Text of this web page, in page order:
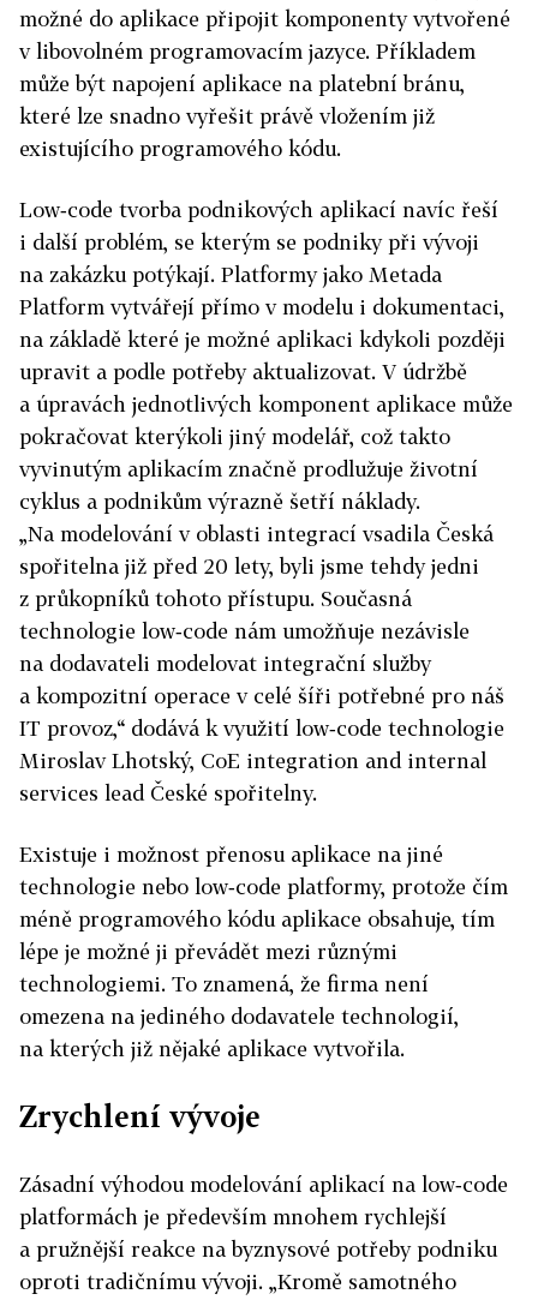
možné do aplikace připojit komponenty vytvořené
v libovolném programovacím jazyce. Příkladem
může být napojení aplikace na platební bránu,
které lze snadno vyřešit právě vložením již
existujícího programového kódu.
Low‑code tvorba podnikových aplikací navíc řeší
i další problém, se kterým se podniky při vývoji
na zakázku potýkají. Platformy jako Metada
Platform vytvářejí přímo v modelu i dokumentaci,
na základě které je možné aplikaci kdykoli později
upravit a podle potřeby aktualizovat. V údržbě
a úpravách jednotlivých komponent aplikace může
pokračovat kterýkoli jiný modelář, což takto
vyvinutým aplikacím značně prodlužuje životní
cyklus a podnikům výrazně šetří náklady.
„Na modelování v oblasti integrací vsadila Česká
spořitelna již před 20 lety, byli jsme tehdy jedni
z průkopníků tohoto přístupu. Současná
technologie low‑code nám umožňuje nezávisle
na dodavateli modelovat integrační služby
a kompozitní operace v celé šíři potřebné pro náš
IT provoz,“ dodává k využití low‑code technologie
Miroslav Lhotský, CoE integration and internal
services lead České spořitelny.
Existuje i možnost přenosu aplikace na jiné
technologie nebo low‑code platformy, protože čím
méně programového kódu aplikace obsahuje, tím
lépe je možné ji převádět mezi různými
technologiemi. To znamená, že firma není
omezena na jediného dodavatele technologií,
na kterých již nějaké aplikace vytvořila.
Zrychlení vývoje
Zásadní výhodou modelování aplikací na low‑code
platformách je především mnohem rychlejší
a pružnější reakce na byznysové potřeby podniku
oproti tradičnímu vývoji. „Kromě samotného